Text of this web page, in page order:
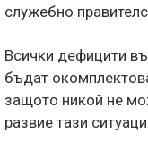
служебно
Всички дефицити
бъдат
защото никой не
развие тази